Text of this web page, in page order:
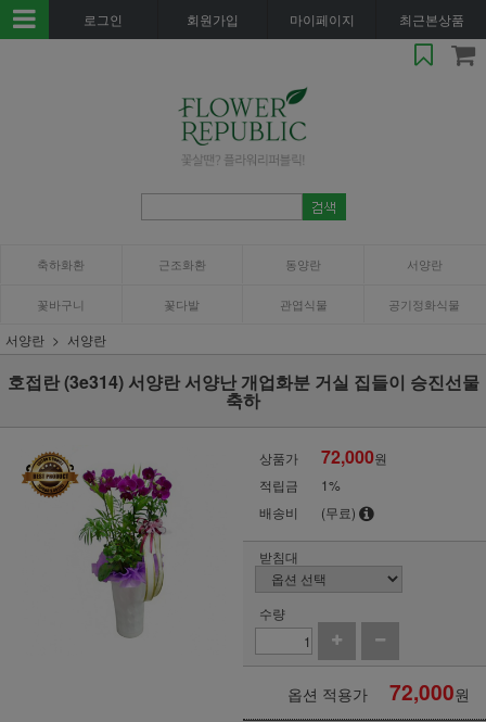
로그인 회원가입 마이페이지 최근본상품
축하화환 근조화환 동양란 서양란
꽃바구니 꽃다발 관엽식물 공기정화식물
서양란 서양란
호접란 (3e314) 서양란 서양난 개업화분 거실 집들이 승진선물
축하
상품가 72,000원
적립금
1%
배송비
(무료)
받침대
수량
옵션 적용가 72,000원